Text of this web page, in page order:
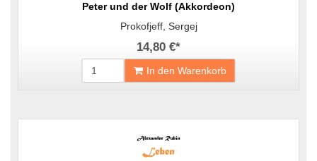
Peter und der Wolf (Akkordeon)
Prokofjeff, Sergej
14,80 €*
In den Warenkorb